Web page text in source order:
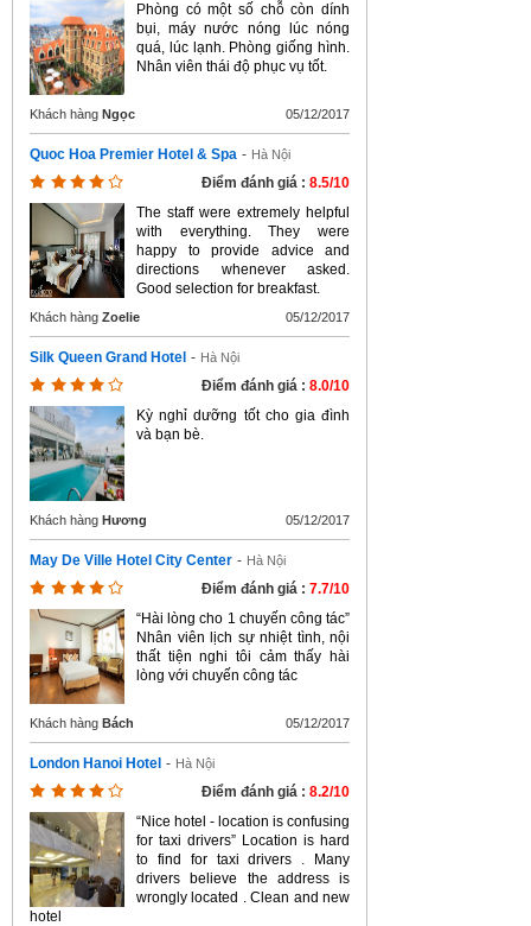
Phòng có một số chỗ còn dính
bụi, máy nước nóng lúc nóng
quá, lúc lạnh. Phòng giống hình.
Nhân viên thái độ phục vụ tốt.
Khách hàng Ngọc 05/12/2017
Quoc Hoa Premier Hotel & Spa - Hà Nội
Điểm đánh giá : 8.5/10
The staff were extremely helpful
with everything. They were
happy to provide advice and
directions whenever asked.
Good selection for breakfast.
Khách hàng Zoelie 05/12/2017
Silk Queen Grand Hotel - Hà Nội
Điểm đánh giá : 8.0/10
Kỳ nghỉ dưỡng tốt cho gia đình
và bạn bè.
Khách hàng Hương 05/12/2017
May De Ville Hotel City Center - Hà Nội
Điểm đánh giá : 7.7/10
“Hài lòng cho 1 chuyến công tác”
Nhân viên lịch sự nhiệt tình, nội
thất tiện nghi tôi cảm thấy hài
lòng với chuyến công tác
Khách hàng Bách 05/12/2017
London Hanoi Hotel - Hà Nội
Điểm đánh giá : 8.2/10
“Nice hotel - location is confusing
for taxi drivers” Location is hard
to find for taxi drivers . Many
drivers believe the address is
wrongly located . Clean and new
hotel